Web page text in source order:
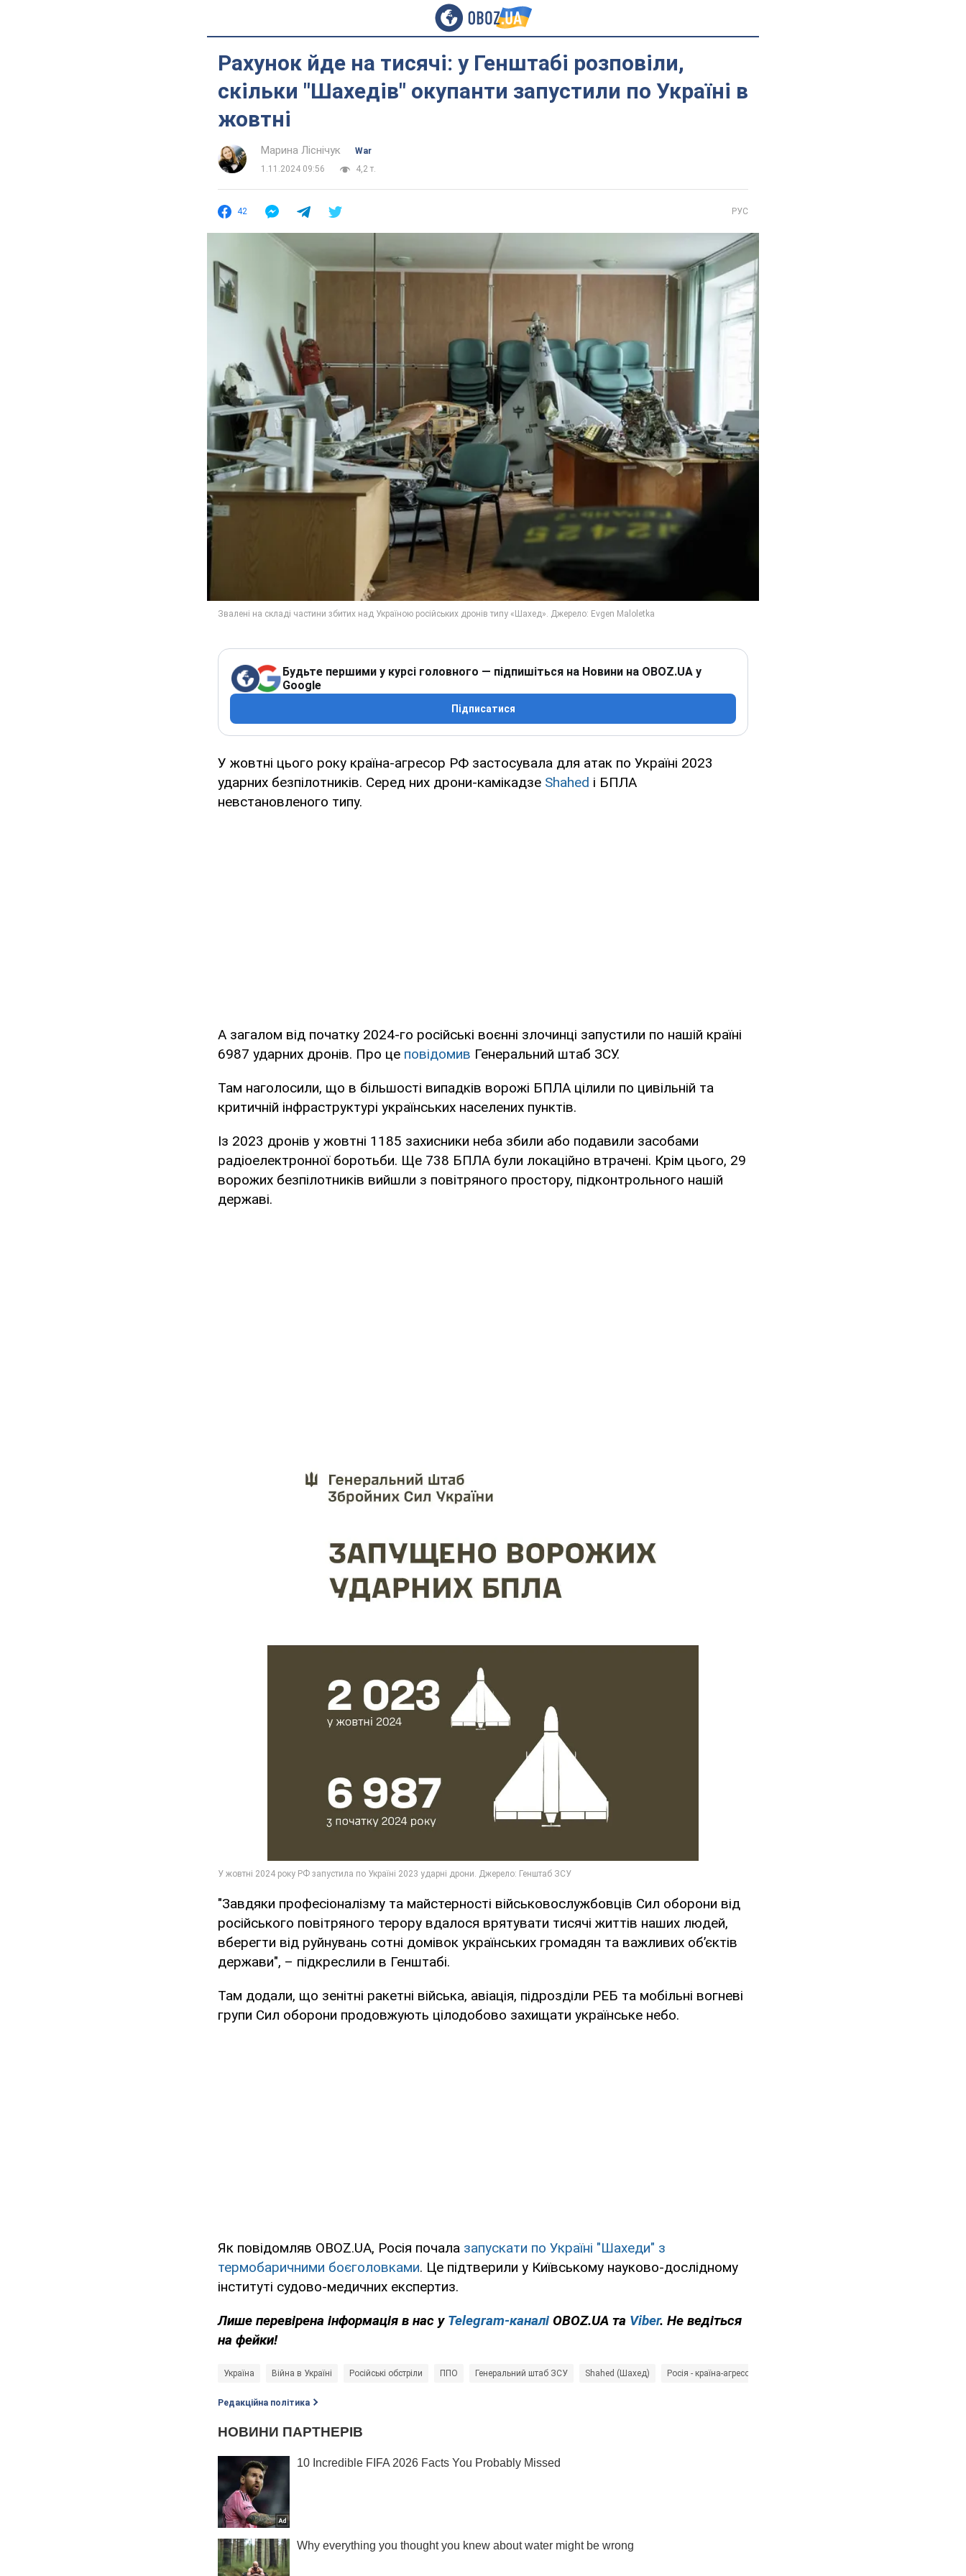
Рахунок йде на тисячі: у Генштабі розповіли,
скільки "Шахедів" окупанти запустили по Україні в
жовтні
Марина Ліснічук
War
1.11.2024 09:56
4,2 т.
42 РУС
Будьте першими у курсі головного — підпишіться на Новини на OBOZ.UA у
Google
Підписатися
У жовтні цього року країна-агресор РФ застосувала для атак по Україні 2023
ударних безпілотників. Серед них дрони-камікадзе Shahed і БПЛА
невстановленого типу.
А загалом від початку 2024-го російські воєнні злочинці запустили по нашій країні
6987 ударних дронів. Про це повідомив Генеральний штаб ЗСУ.
Там наголосили, що в більшості випадків ворожі БПЛА цілили по цивільній та
критичній інфраструктурі українських населених пунктів.
Із 2023 дронів у жовтні 1185 захисники неба збили або подавили засобами
радіоелектронної боротьби. Ще 738 БПЛА були локаційно втрачені. Крім цього, 29
ворожих безпілотників вийшли з повітряного простору, підконтрольного нашій
державі.
"Завдяки професіоналізму та майстерності військовослужбовців Сил оборони від
російського повітряного терору вдалося врятувати тисячі життів наших людей,
вберегти від руйнувань сотні домівок українських громадян та важливих об’єктів
держави", – підкреслили в Генштабі.
Там додали, що зенітні ракетні війська, авіація, підрозділи РЕБ та мобільні вогневі
групи Сил оборони продовжують цілодобово захищати українське небо.
Як повідомляв OBOZ.UA, Росія почала запускати по Україні "Шахеди" з
термобаричними боєголовками. Це підтверили у Київському науково-дослідному
інституті судово-медичних експертиз.
Лише перевірена інформація в нас у Telegram-каналі OBOZ.UA та Viber. Не ведіться
на фейки!
Україна Війна в Україні Російські обстріли ППО Генеральний штаб ЗСУ Shahed (Шахед) Росія - країна-агресор
Редакційна політика